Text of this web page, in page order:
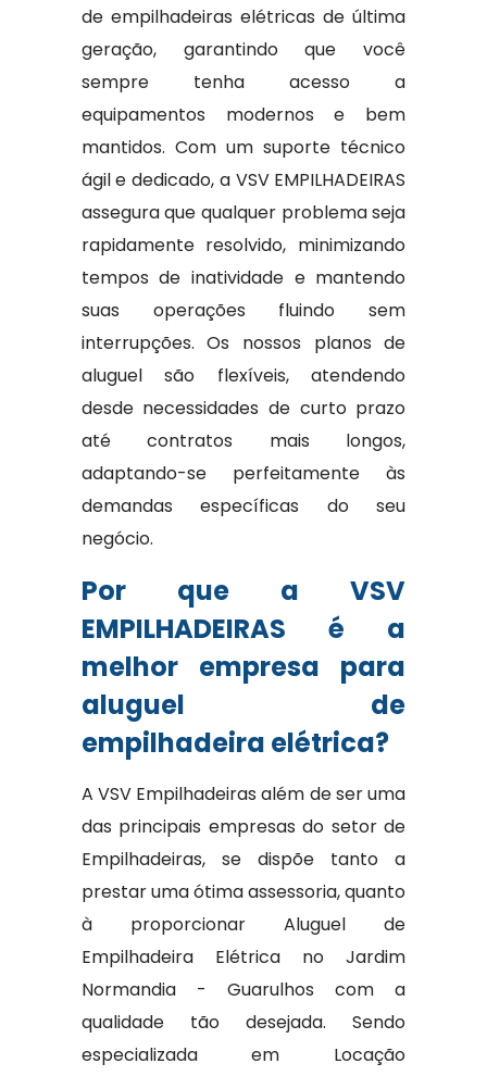
de empilhadeiras elétricas de última
geração, garantindo que você
sempre tenha acesso a
equipamentos modernos e bem
mantidos. Com um suporte técnico
ágil e dedicado, a VSV EMPILHADEIRAS
assegura que qualquer problema seja
rapidamente resolvido, minimizando
tempos de inatividade e mantendo
suas operações fluindo sem
interrupções. Os nossos planos de
aluguel são flexíveis, atendendo
desde necessidades de curto prazo
até contratos mais longos,
adaptando-se perfeitamente às
demandas específicas do seu
negócio.
Por que a VSV
EMPILHADEIRAS é a
melhor empresa para
aluguel de
empilhadeira elétrica?
A VSV Empilhadeiras além de ser uma
das principais empresas do setor de
Empilhadeiras, se dispõe tanto a
prestar uma ótima assessoria, quanto
à proporcionar Aluguel de
Empilhadeira Elétrica no Jardim
Normandia - Guarulhos com a
qualidade tão desejada. Sendo
especializada em Locação